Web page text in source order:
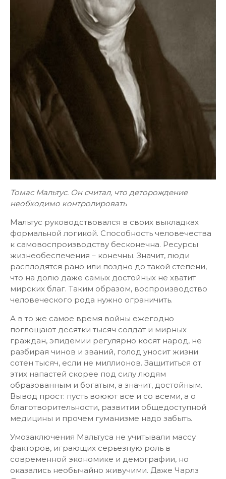
Томас Мальтус. Он считал, что деторождение
необходимо контролировать
Мальтус руководствовался в своих выкладках
формальной логикой. Способность человечества
к самовоспроизводству бесконечна. Ресурсы
жизнеобеспечения – конечны. Значит, люди
расплодятся рано или поздно до такой степени,
что на долю даже самых достойных не хватит
мирских благ. Таким образом, воспроизводство
человеческого рода нужно ограничить.
А в то же самое время войны ежегодно
поглощают десятки тысяч солдат и мирных
граждан, эпидемии регулярно косят народ, не
разбирая чинов и званий, голод уносит жизни
сотен тысяч, если не миллионов. Защититься от
этих напастей скорее под силу людям
образованным и богатым, а значит, достойным.
Вывод прост: пусть воюют все и со всеми, а о
благотворительности, развитии общедоступной
медицины и прочем гуманизме надо забыть.
Умозаключения Мальтуса не учитывали массу
факторов, играющих серьезную роль в
современной экономике и демографии, но
оказались необычайно живучими. Даже Чарлз